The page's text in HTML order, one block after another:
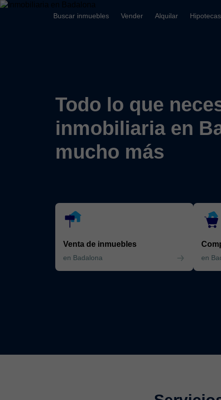
Buscar inmuebles Vender Alquilar Hipotecas
Todo lo que
inmobiliaria en
mucho más
Venta de inmuebles
en Badalona en